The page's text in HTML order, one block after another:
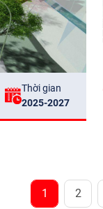
Thời gian
2025-2027
1 2